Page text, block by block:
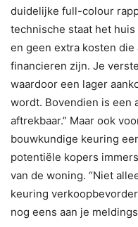
duidelijke full-colour
technische staat het
en geen extra kosten
financieren zijn. Je
waardoor een lager
wordt. Bovendien is een
aftrekbaar.” Maar ook
bouwkundige keuring
potentiële kopers
van de woning. “Niet
keuring
nog eens aan je